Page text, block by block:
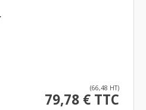
(66,48 HT)
79,78 € TTC